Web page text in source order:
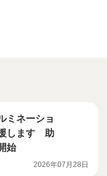
ミネーショ
します 助
始
2026年07月28日